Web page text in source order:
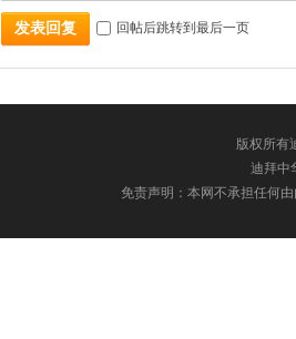
发表回复 回帖后跳转到最后一页
版权所有
迪拜中
免责声明：本网不承担任何